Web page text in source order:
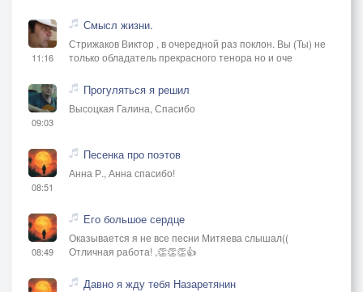
11:16
Смысл жизни.
Стрижаков Виктор , в очередной раз поклон. Вы (Ты) не
только обладатель прекрасного тенора но и оче
09:03
Прогуляться я решил
Высоцкая Галина, Спасибо
08:51
Песенка про поэтов
Анна Р., Анна спасибо!
08:49
Его большое сердце
Оказывается я не все песни Митяева слышал((
Отличная работа! ,👏👏👏👍
Давно я жду тебя Назаретянин